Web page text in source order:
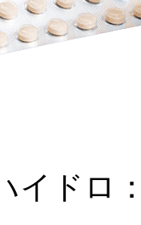
イドロ